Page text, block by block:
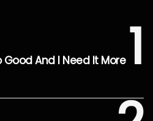
1
Good And I Need It More